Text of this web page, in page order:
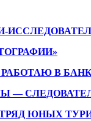
В
—
ЮНЫХ